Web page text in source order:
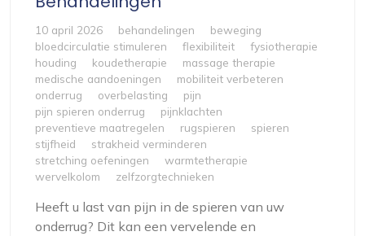
10 april 2026 behandelingen
beweging
bloedcirculatie stimuleren
flexibiliteit
fysiotherapie
houding
koudetherapie
massage therapie
medische aandoeningen
mobiliteit verbeteren
onderrug
overbelasting
pijn
pijn spieren onderrug
pijnklachten
preventieve maatregelen
rugspieren
spieren
stijfheid
strakheid verminderen
stretching oefeningen
warmtetherapie
wervelkolom
zelfzorgtechnieken
Heeft u last van pijn in de spieren van uw
onderrug? Dit kan een vervelende en